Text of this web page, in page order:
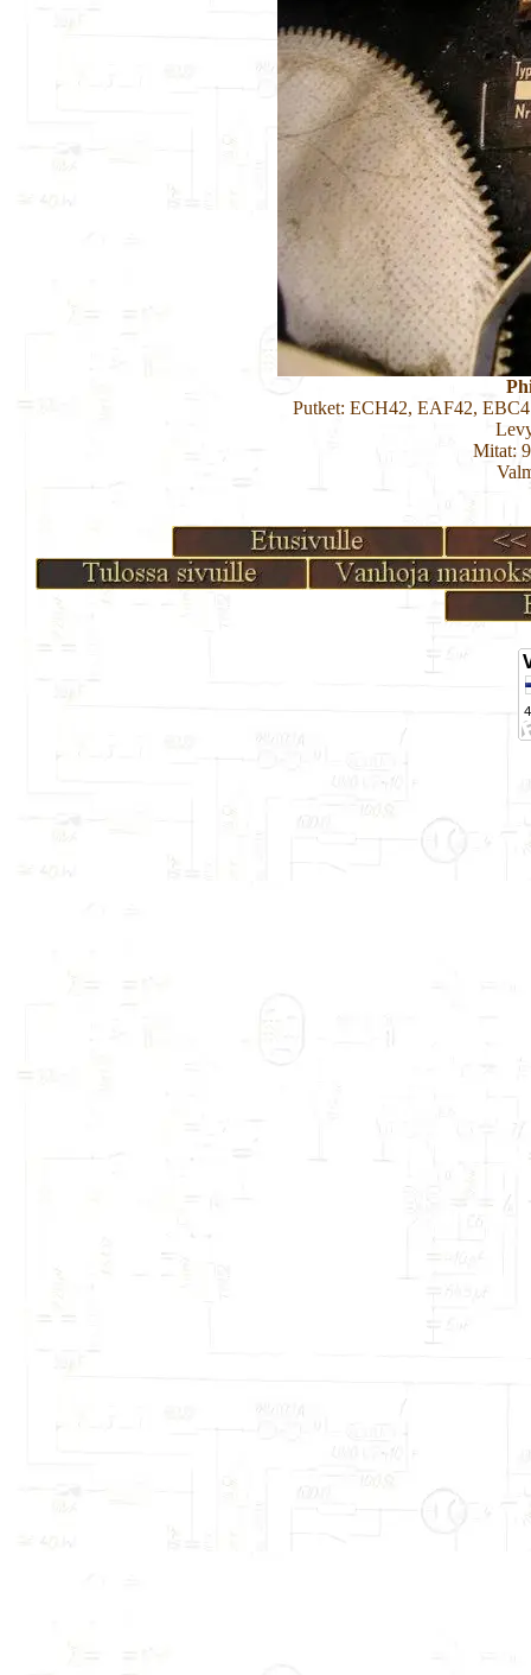
Putket: ECH42, EAF42,
Mitat: